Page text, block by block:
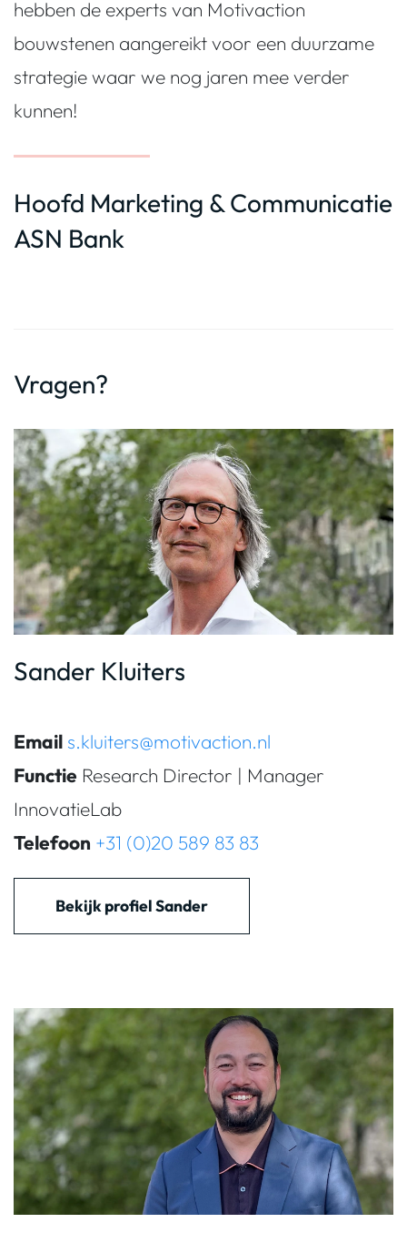
hebben de experts van Motivaction
bouwstenen aangereikt voor een duurzame
strategie waar we nog jaren mee verder
kunnen!
Hoofd Marketing & Communicatie
ASN Bank
Vragen?
Sander Kluiters
Email s.kluiters@motivaction.nl
Functie Research Director | Manager
InnovatieLab
Telefoon +31 (0)20 589 83 83
Bekijk profiel Sander